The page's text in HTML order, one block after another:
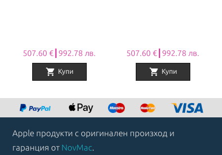
507.60 €┃992.78 лв.
shopping_cart Купи
507.60 €┃992.78 лв.
shopping_cart Купи
8
Apple продукти с оригинален произход и
гаранция от NovMac.